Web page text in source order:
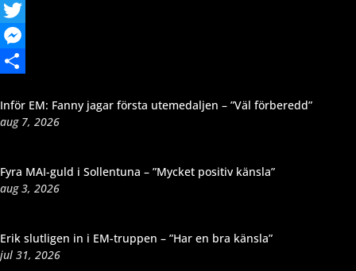
Facebook
Twitter
Messenger
Inför EM: Fanny jagar första utemedaljen – ”Väl förberedd”
aug 7, 2026
Fyra MAI-guld i Sollentuna – ”Mycket positiv känsla”
aug 3, 2026
Erik slutligen in i EM-truppen – ”Har en bra känsla”
jul 31, 2026